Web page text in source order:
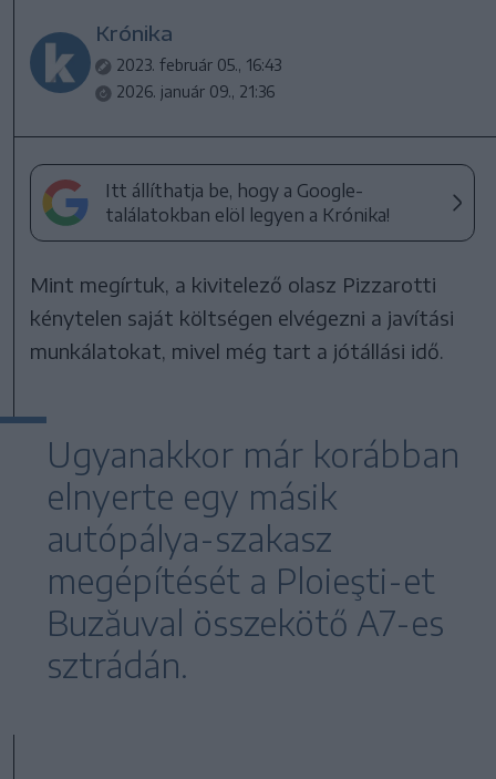
Krónika
2023. február 05., 16:43
2026. január 09., 21:36
Itt állíthatja be, hogy a Google-
találatokban elöl legyen a Krónika!
Mint megírtuk, a kivitelező olasz Pizzarotti
kénytelen saját költségen elvégezni a javítási
munkálatokat, mivel még tart a jótállási idő.
Ugyanakkor már korábban
elnyerte egy másik
autópálya-szakasz
megépítését a Ploieşti-et
Buzăuval összekötő A7-es
sztrádán.